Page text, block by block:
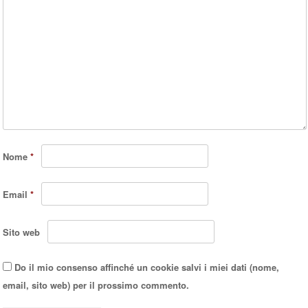
Nome*
Email*
Sito web
Do il mio consenso affinché un cookie salvi i miei dati (nome,
email, sito web) per il prossimo commento.